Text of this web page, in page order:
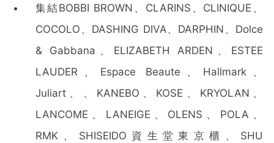
集結BOBBI BROWN、CLARINS、CLINIQUE、
COCOLO、DASHING DIVA、DARPHIN、Dolce
& Gabbana、ELIZABETH ARDEN、ESTEE
LAUDER、Espace Beaute、Hallmark、
Juliart、、KANEBO、KOSE、KRYOLAN、
LANCOME、LANEIGE、OLENS、POLA、
RMK、SHISEIDO資生堂東京櫃、SHU